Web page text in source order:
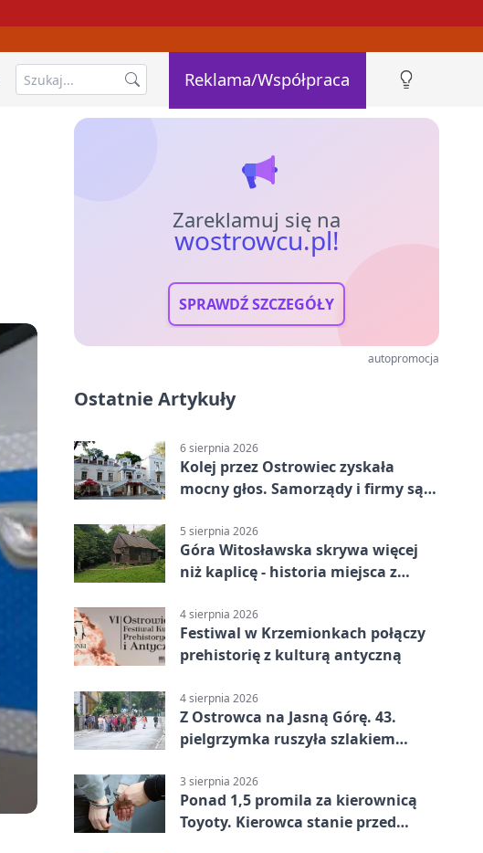
Reklama/Współpraca
Zareklamuj się na
wostrowcu.pl!
SPRAWDŹ SZCZEGÓŁY
autopromocja
Ostatnie Artykuły
6 sierpnia 2026
Kolej przez Ostrowiec zyskała
mocny głos. Samorządy i firmy są
5 sierpnia 2026
Góra Witosławska skrywa więcej
niż kaplicę - historia miejsca z
4 sierpnia 2026
Festiwal w Krzemionkach połączy
prehistorię z kulturą antyczną
4 sierpnia 2026
Z Ostrowca na Jasną Górę. 43.
pielgrzymka ruszyła szlakiem
3 sierpnia 2026
Ponad 1,5 promila za kierownicą
Toyoty. Kierowca stanie przed